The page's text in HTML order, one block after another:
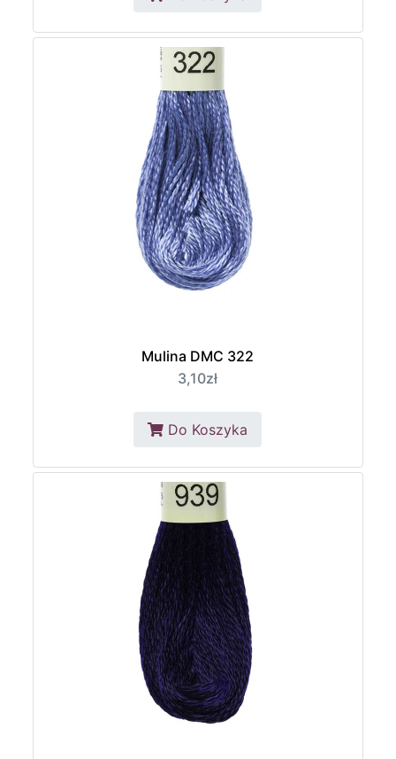
Mulina DMC 322
3,10zł
Do Koszyka